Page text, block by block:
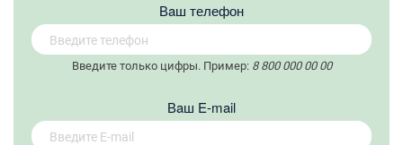
Вaш телефон
Введите только цифры. Пример: 8 800 000 00 00
Вaш E-mail